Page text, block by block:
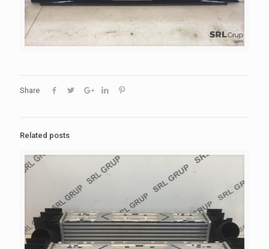
Share
Related posts